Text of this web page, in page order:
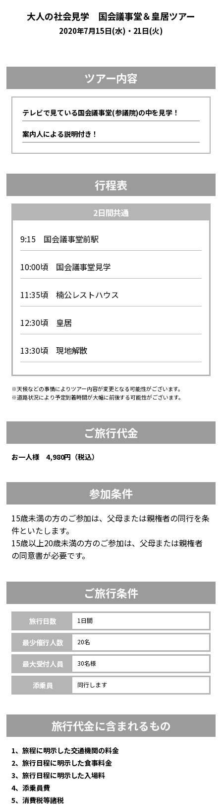
大人の社会見学 国会議事堂＆皇居ツアー
2020年7月15日(水)・21日(火)
ツアー内容
テレビで見ている国会議事堂(参議院)の中を見学！
案内人による説明付き！
行程表
2日間共通
9:15 国会議事堂前駅
10:00頃 国会議事堂見学
11:35頃 楠公レストハウス
12:30頃 皇居
13:30頃 現地解散
※天候などの事情によりツアー内容が変更となる可能性がございます。
※道路状況により予定到着時間が大幅に前後する可能性がございます。
ご旅行代金
お一人様 4,980円（税込）
参加条件
15歳未満の方のご参加は、父母または親権者の同行を条
件といたします。
15歳以上20歳未満の方のご参加は、父母または親権者
の同意書が必要です。
ご旅行条件
旅行日数 1日間
最少催行人数 20名
最大受付人員 30名様
添乗員 同行します
旅行代金に含まれるもの
1、旅程に明示した交通機関の料金
2、旅行日程に明示した食事料金
3、旅行日程に明示した入場料
4、添乗員費
5、消費税等諸税